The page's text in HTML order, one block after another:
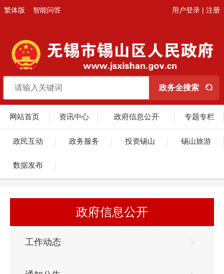
繁体版 智能问答 用户登录 | 注册
网站首页 资讯中心 政府信息公开 专题专栏
政民互动 政务服务 投资锡山 锡山旅游
数据发布
政府信息公开
工作动态